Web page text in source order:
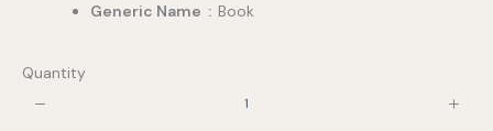
Generic Name ‏ : ‎ Book
Quantity